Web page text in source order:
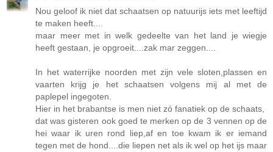
Nou geloof ik niet dat schaatsen op natuurijs iets met leeftijd
te maken heeft....
maar meer met in welk gedeelte van het land je wiegje
heeft gestaan, je opgroeit....zak mar zeggen....
In het waterrijke noorden met zijn vele sloten,plassen en
vaarten krijg je het schaatsen volgens mij al met de
paplepel ingegoten.
Hier in het brabantse is men niet zó fanatiek op de schaats,
dat was gisteren ook goed te merken op de 3 vennen op de
hei waar ik uren rond liep,af en toe kwam ik er iemand
tegen met de hond....die liepen net als ik wel op het ijs maar